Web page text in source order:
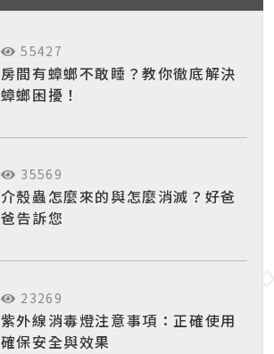
55427
房間有蟑螂不敢睡？教你徹底解決
蟑螂困擾！
35569
介殼蟲怎麼來的與怎麼消滅？好爸
爸告訴您
23269
紫外線消毒燈注意事項：正確使用
確保安全與效果